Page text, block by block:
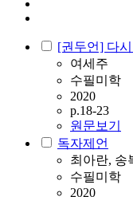
[권두언] 다
여세주
수필미학
2020
p.18-23
원문보기
독자제언
최아란, 송
수필미학
2020